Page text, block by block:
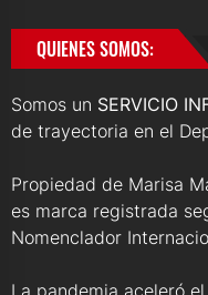
QUIENES SOMOS:
Somos un SERVICIO
de trayectoria en el
Propiedad de Marisa
es marca registrada
Nomenclador